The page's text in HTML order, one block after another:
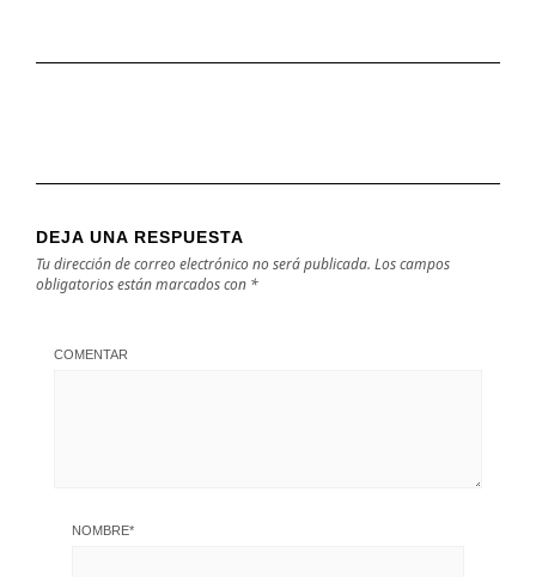
DEJA UNA RESPUESTA
Tu dirección de correo electrónico no será publicada. Los campos
obligatorios están marcados con *
COMENTAR
NOMBRE*